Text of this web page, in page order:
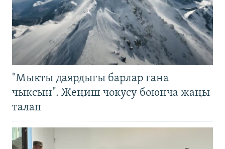
"Мыкты даярдыгы барлар гана
чыксын". Жеңиш чокусу боюнча жаңы
талап